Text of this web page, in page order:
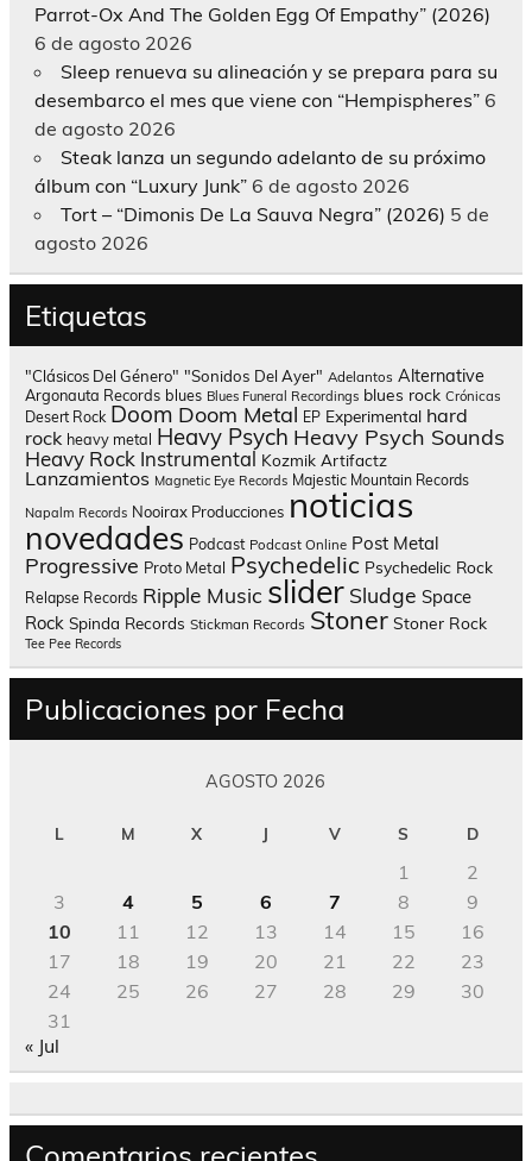
Parrot-Ox And The Golden Egg Of Empathy” (2026)
6 de agosto 2026
Sleep renueva su alineación y se prepara para su
desembarco el mes que viene con “Hempispheres” 6
de agosto 2026
Steak lanza un segundo adelanto de su próximo
álbum con “Luxury Junk” 6 de agosto 2026
Tort – “Dimonis De La Sauva Negra” (2026) 5 de
agosto 2026
Etiquetas
"Clásicos Del Género" "Sonidos Del Ayer" Adelantos Alternative
Argonauta Records blues Blues Funeral Recordings blues rock Crónicas
Desert Rock Doom Doom Metal EP Experimental hard
rock heavy metal Heavy Psych Heavy Psych Sounds
Heavy Rock Instrumental Kozmik Artifactz
Lanzamientos Magnetic Eye Records Majestic Mountain Records
Napalm Records Nooirax Producciones noticias
novedades Podcast Podcast Online Post Metal
Progressive Proto Metal Psychedelic Psychedelic Rock
Relapse Records Ripple Music slider Sludge Space
Rock Spinda Records Stickman Records Stoner Stoner Rock
Tee Pee Records
Publicaciones por Fecha
AGOSTO 2026
L M X J V S D
1
2
3
4 5 6 7 8
9
10
11 12 13 14 15
16
17
18 19 20 21 22
23
24
25 26 27 28 29
30
31
« Jul